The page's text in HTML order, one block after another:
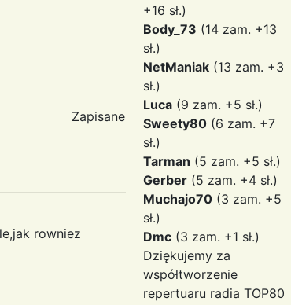
Zapisane
rowniez
+16 sł.)
Body_73 (14 zam. +13
sł.)
NetManiak (13 zam. +3
sł.)
Luca (9 zam. +5 sł.)
Sweety80 (6 zam. +7
sł.)
Tarman (5 zam. +5 sł.)
Gerber (5 zam. +4 sł.)
Muchajo70 (3 zam. +5
sł.)
Dmc (3 zam. +1 sł.)
Dziękujemy za
współtworzenie
repertuaru radia TOP80